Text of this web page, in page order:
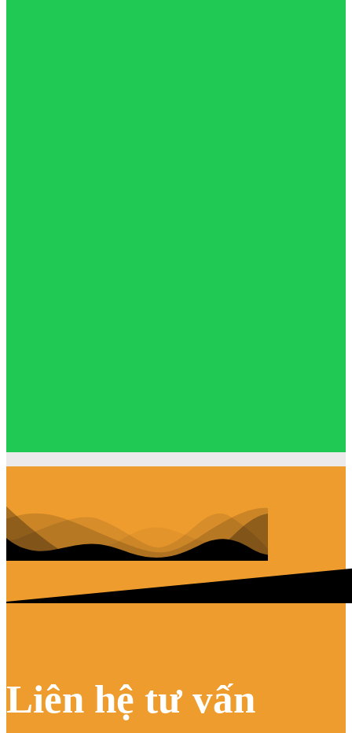
Liên hệ tư vấn